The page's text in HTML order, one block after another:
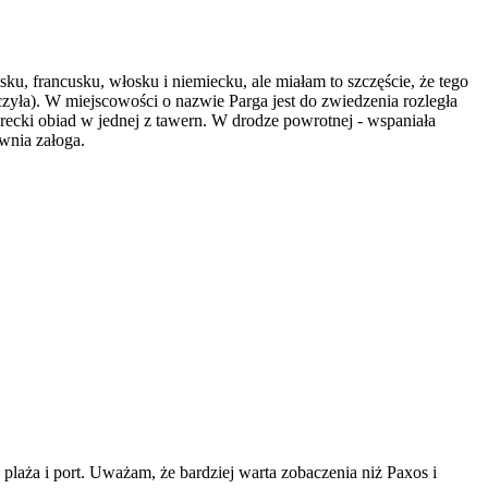
francusku, włosku i niemiecku, ale miałam to szczęście, że tego
W miejscowości o nazwie Parga jest do zwiedzenia rozległa
obiad w jednej z tawern. W drodze powrotnej - wspaniała
załoga.
i port. Uważam, że bardziej warta zobaczenia niż Paxos i